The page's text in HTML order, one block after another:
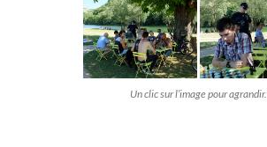
Un clic sur l’image pour agrandir.